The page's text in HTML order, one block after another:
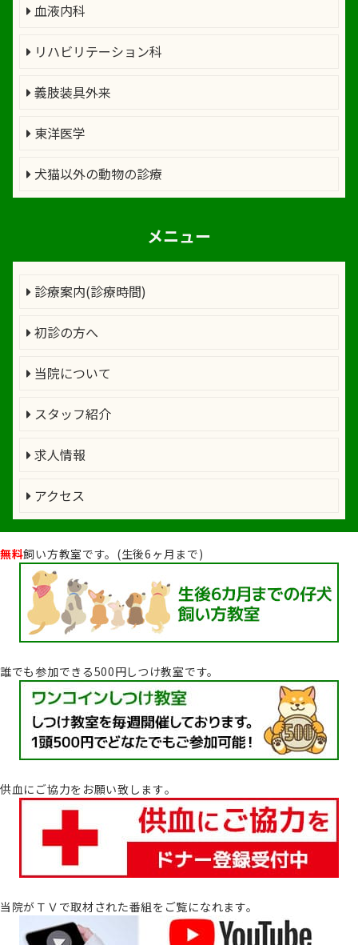
血液内科
リハビリテーション科
義肢装具外来
東洋医学
犬猫以外の動物の診療
メニュー
診療案内(診療時間)
初診の方へ
当院について
スタッフ紹介
求人情報
アクセス
無料飼い方教室です。(生後6ヶ月まで)
誰でも参加できる500円しつけ教室です。
供血にご協力をお願い致します｡
当院がＴＶで取材された番組をご覧になれます。